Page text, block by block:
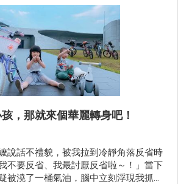
，那就來個華麗轉身吧！
說話不禮貌，被我拉到冷靜角落反省時
不要反省、我最討厭反省啦～！」當下
被澆了一桶氣油，腦中立刻浮現我抓起